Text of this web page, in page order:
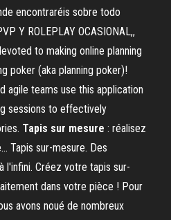
encontraréis sobre todo
Y ROLEPLAY OCASIONAL,,
to making online planning
poker (aka planning poker)!
agile teams use this application
sessions to effectively
Tapis sur mesure : réalisez
Tapis sur-mesure. Des
l'infini. Créez votre tapis sur-
dans votre pièce ! Pour
avons noué de nombreux